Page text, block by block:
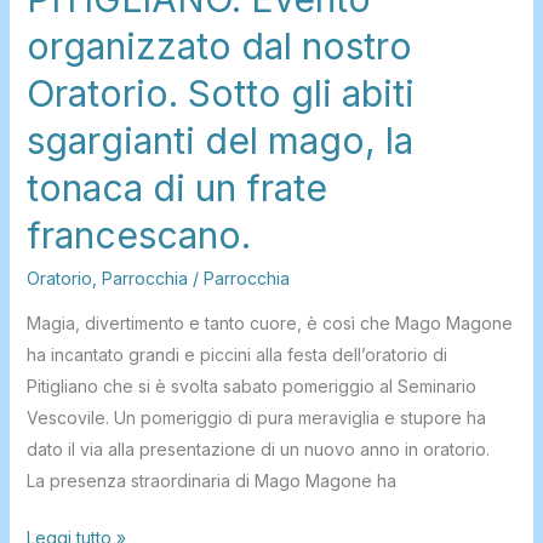
organizzato dal nostro
Oratorio. Sotto gli abiti
sgargianti del mago, la
tonaca di un frate
francescano.
Oratorio Parrocchia / Parrocchia
Magia, divertimento e tanto cuore, è così che Mago Magone
ha incantato grandi e piccini alla festa dell’oratorio di
Pitigliano che si è svolta sabato pomeriggio al Seminario
Vescovile. Un pomeriggio di pura meraviglia e stupore ha
dato il via alla presentazione di un nuovo anno in oratorio.
La presenza straordinaria di Mago Magone ha
Leggi tutto »